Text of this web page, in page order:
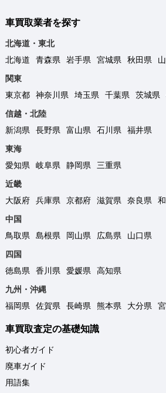
車買取業者を探す
北海道・東北
北海道
青森県 岩手県 宮城県 秋田県
関東
東京都
神奈川県 埼玉県 千葉県 茨城県
信越・北陸
新潟県
長野県 富山県 石川県
福井県
東海
愛知県
岐阜県 静岡県
三重県
近畿
大阪府
兵庫県 京都府 滋賀県 奈良県
中国
鳥取県
島根県 岡山県 広島県
山口県
四国
徳島県
香川県 愛媛県
高知県
九州・沖縄
福岡県
佐賀県 長崎県 熊本県 大分県
車買取査定の基礎知識
初心者ガイド
廃車ガイド
用語集